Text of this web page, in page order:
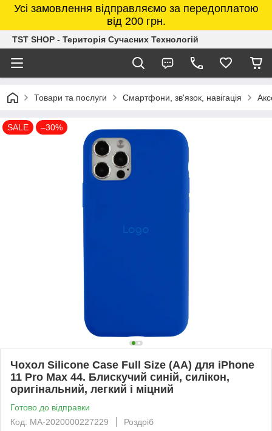
Усі замовлення відправляємо за передоплатою
від 200 грн.
TST SHOP - Територія Сучасних Технологій
Товари та послуги Смартфони, зв'язок, навігація
SALE –30%
Чохол Silicone Case Full Size (AA) для iPhone
11 Pro Max 44. Блискучий синій, силікон,
оригінальний, легкий і міцний
Готово до відправки
Код: MA-2020000227229
Роздріб